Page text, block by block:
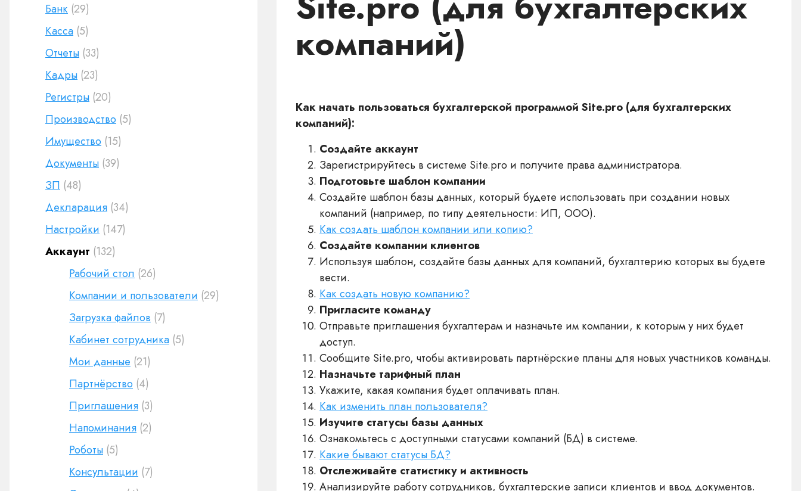
Банк (29)
Касса (5)
Отчеты (33)
Кадры (23)
Регистры (20)
Производство (5)
Имущество (15)
Документы (39)
ЗП (48)
Декларация (34)
Настройки (147)
Аккаунт (132)
Рабочий стол (26)
Компании и пользователи (29)
Загрузка файлов (7)
Кабинет сотрудника (5)
Мои данные (21)
Партнёрство (4)
Приглашения (3)
Напоминания (2)
Роботы (5)
Консультации (7)
компаний)
Как начать пользоваться бухгалтерской программой Site.pro (для бухгалтерских
компаний):
Создайте аккаунт
Зарегистрируйтесь в системе Site.pro и получите права администратора.
Подготовьте шаблон компании
Создайте шаблон базы данных, который будете использовать при создании новых
компаний (например, по типу деятельности: ИП, ООО).
Как создать шаблон компании или копию?
Создайте компании клиентов
Используя шаблон, создайте базы данных для компаний, бухгалтерию которых вы будете
вести.
Как создать новую компанию?
Пригласите команду
Отправьте приглашения бухгалтерам и назначьте им компании, к которым у них будет
доступ.
Сообщите Site.pro, чтобы активировать партнёрские планы для новых участников команды.
Назначьте тарифный план
Укажите, какая компания будет оплачивать план.
Как изменить план пользователя?
Изучите статусы базы данных
Ознакомьтесь с доступными статусами компаний (БД) в системе.
Какие бывают статусы БД?
Отслеживайте статистику и активность
Анализируйте работу сотрудников, бухгалтерские записи клиентов и ввод документов.